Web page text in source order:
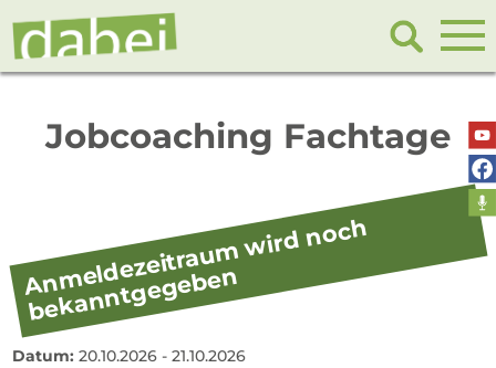
Jobcoaching Fachtage
Datum: 20.10.2026 - 21.10.2026
A
n
m
el
d
ez
eitr
a
u
m
wir
d
n
o
c
h
b
e
k
a
n
nt
g
e
g
e
b
e
n